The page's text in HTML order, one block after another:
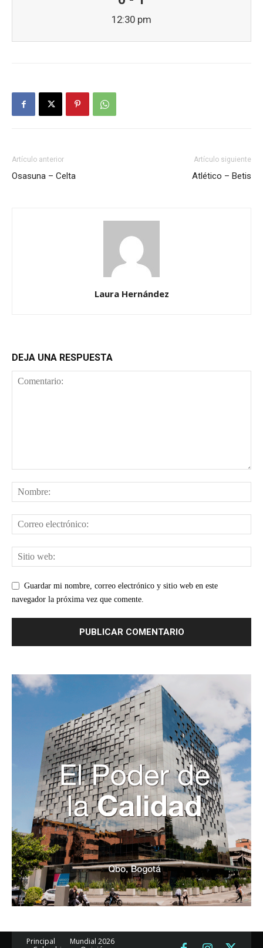
12:30 pm
Artículo anterior
Osasuna – Celta
Artículo siguiente
Atlético – Betis
Laura Hernández
DEJA UNA RESPUESTA
Guardar mi nombre, correo electrónico y sitio web en este
navegador la próxima vez que comente.
Principal
Mundial 2026